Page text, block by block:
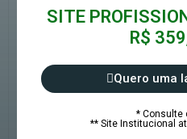
SITE
R$
Quero uma
* Consulte
** Site Institucional